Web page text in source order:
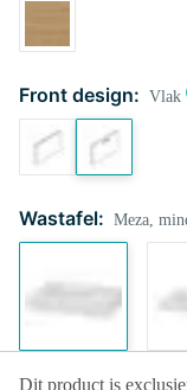
Front design: Vlak
Wastafel: Meza,
Dit product is